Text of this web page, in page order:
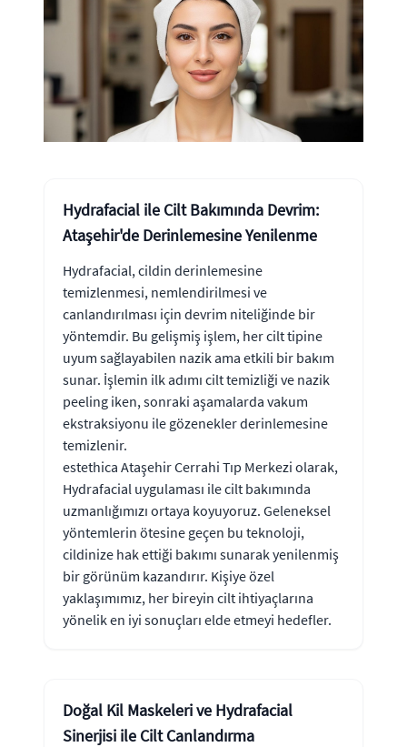
Hydrafacial ile Cilt Bakımında Devrim:
Ataşehir'de Derinlemesine Yenilenme
Hydrafacial, cildin derinlemesine
temizlenmesi, nemlendirilmesi ve
canlandırılması için devrim niteliğinde bir
yöntemdir. Bu gelişmiş işlem, her cilt tipine
uyum sağlayabilen nazik ama etkili bir bakım
sunar. İşlemin ilk adımı cilt temizliği ve nazik
peeling iken, sonraki aşamalarda vakum
ekstraksiyonu ile gözenekler derinlemesine
temizlenir.
estethica Ataşehir Cerrahi Tıp Merkezi olarak,
Hydrafacial uygulaması ile cilt bakımında
uzmanlığımızı ortaya koyuyoruz. Geleneksel
yöntemlerin ötesine geçen bu teknoloji,
cildinize hak ettiği bakımı sunarak yenilenmiş
bir görünüm kazandırır. Kişiye özel
yaklaşımımız, her bireyin cilt ihtiyaçlarına
yönelik en iyi sonuçları elde etmeyi hedefler.
Doğal Kil Maskeleri ve Hydrafacial
Sinerjisi ile Cilt Canlandırma